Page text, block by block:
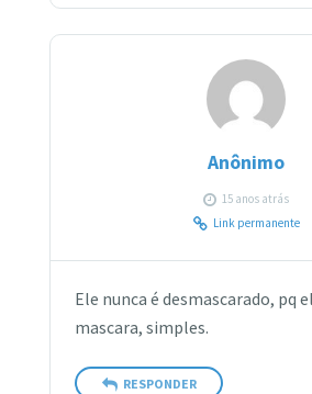
Anônimo
15 anos atrás
Link permanente
Ele nunca é desmascarado, pq
mascara, simples.
RESPONDER